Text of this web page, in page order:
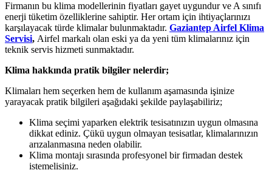
Firmanın bu klima modellerinin fiyatları gayet uygundur ve A sınıfı
enerji tüketim özelliklerine sahiptir. Her ortam için ihtiyaçlarınızı
karşılayacak türde klimalar bulunmaktadır. Gaziantep Airfel Klima
Servisi, Airfel markalı olan eski ya da yeni tüm klimalarınız için
teknik servis hizmeti sunmaktadır.
Klima hakkında pratik bilgiler nelerdir;
Klimaları hem seçerken hem de kullanım aşamasında işinize
yarayacak pratik bilgileri aşağıdaki şekilde paylaşabiliriz;
Klima seçimi yaparken elektrik tesisatınızın uygun olmasına
dikkat ediniz. Çükü uygun olmayan tesisatlar, klimalarınızın
arızalanmasına neden olabilir.
Klima montajı sırasında profesyonel bir firmadan destek
istemelisiniz.